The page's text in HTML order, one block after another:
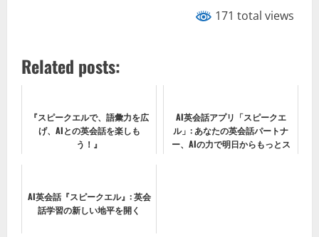
171 total views
Related posts:
『スピークエルで、語彙力を広
げ、AIとの英会話を楽しも
う！』
AI英会話アプリ「スピークエ
ル」: あなたの英会話パートナ
ー、AIの力で明日からもっとス
AI英会話『スピークエル』: 英会
話学習の新しい地平を開く